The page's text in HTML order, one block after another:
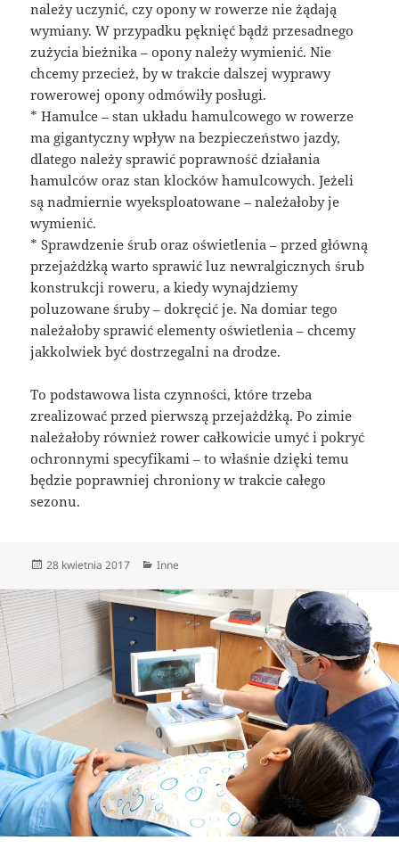
należy uczynić, czy opony w rowerze nie żądają
wymiany. W przypadku pęknięć bądź przesadnego
zużycia bieżnika – opony należy wymienić. Nie
chcemy przecież, by w trakcie dalszej wyprawy
rowerowej opony odmówiły posługi.
* Hamulce – stan układu hamulcowego w rowerze
ma gigantyczny wpływ na bezpieczeństwo jazdy,
dlatego należy sprawić poprawność działania
hamulców oraz stan klocków hamulcowych. Jeżeli
są nadmiernie wyeksploatowane – należałoby je
wymienić.
* Sprawdzenie śrub oraz oświetlenia – przed główną
przejażdżką warto sprawić luz newralgicznych śrub
konstrukcji roweru, a kiedy wynajdziemy
poluzowane śruby – dokręcić je. Na domiar tego
należałoby sprawić elementy oświetlenia – chcemy
jakkolwiek być dostrzegalni na drodze.
To podstawowa lista czynności, które trzeba
zrealizować przed pierwszą przejażdżką. Po zimie
należałoby również rower całkowicie umyć i pokryć
ochronnymi specyfikami – to właśnie dzięki temu
będzie poprawniej chroniony w trakcie całego
sezonu.
Data
28 kwietnia 2017 Kategorie
Inne